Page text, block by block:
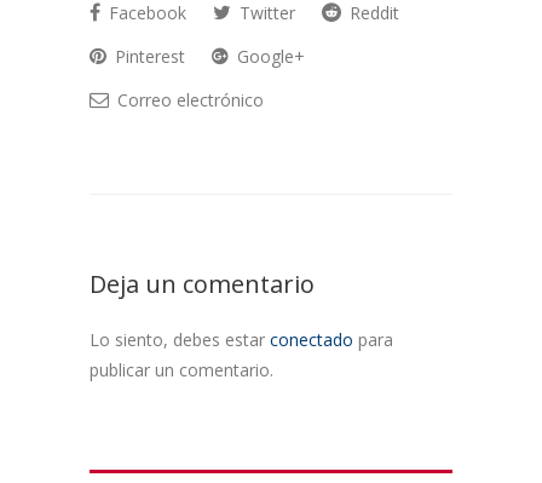
Facebook Twitter
Reddit
Pinterest
Google+
Correo electrónico
Deja un comentario
Lo siento, debes estar conectado para
publicar un comentario.